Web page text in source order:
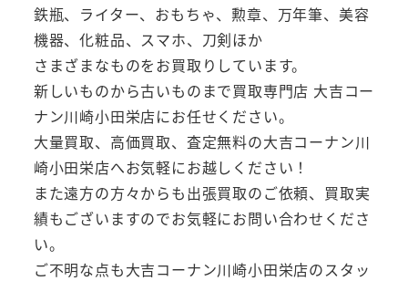
鉄瓶、ライター、おもちゃ、勲章、万年筆、美容
機器、化粧品、スマホ、刀剣ほか
さまざまなものをお買取りしています。
新しいものから古いものまで買取専門店 大吉コー
ナン川崎小田栄店にお任せください。
大量買取、高価買取、査定無料の大吉コーナン川
崎小田栄店へお気軽にお越しください！
また遠方の方々からも出張買取のご依頼、買取実
績もございますのでお気軽にお問い合わせくださ
い。
ご不明な点も大吉コーナン川崎小田栄店のスタッ